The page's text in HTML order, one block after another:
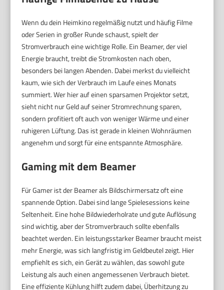
Wenn du dein Heimkino regelmäßig nutzt und häufig Filme
oder Serien in großer Runde schaust, spielt der
Stromverbrauch eine wichtige Rolle. Ein Beamer, der viel
Energie braucht, treibt die Stromkosten nach oben,
besonders bei langen Abenden. Dabei merkst du vielleicht
kaum, wie sich der Verbrauch im Laufe eines Monats
summiert. Wer hier auf einen sparsamen Projektor setzt,
sieht nicht nur Geld auf seiner Stromrechnung sparen,
sondern profitiert oft auch von weniger Wärme und einer
ruhigeren Lüftung. Das ist gerade in kleinen Wohnräumen
angenehm und sorgt für eine entspannte Atmosphäre.
Gaming mit dem Beamer
Für Gamer ist der Beamer als Bildschirmersatz oft eine
spannende Option. Dabei sind lange Spielesessions keine
Seltenheit. Eine hohe Bildwiederholrate und gute Auflösung
sind wichtig, aber der Stromverbrauch sollte ebenfalls
beachtet werden. Ein leistungsstarker Beamer braucht meist
mehr Energie, was sich langfristig im Geldbeutel zeigt. Hier
empfiehlt es sich, ein Gerät zu wählen, das sowohl gute
Leistung als auch einen angemessenen Verbrauch bietet.
Eine effiziente Kühlung hilft zudem dabei, Überhitzung zu